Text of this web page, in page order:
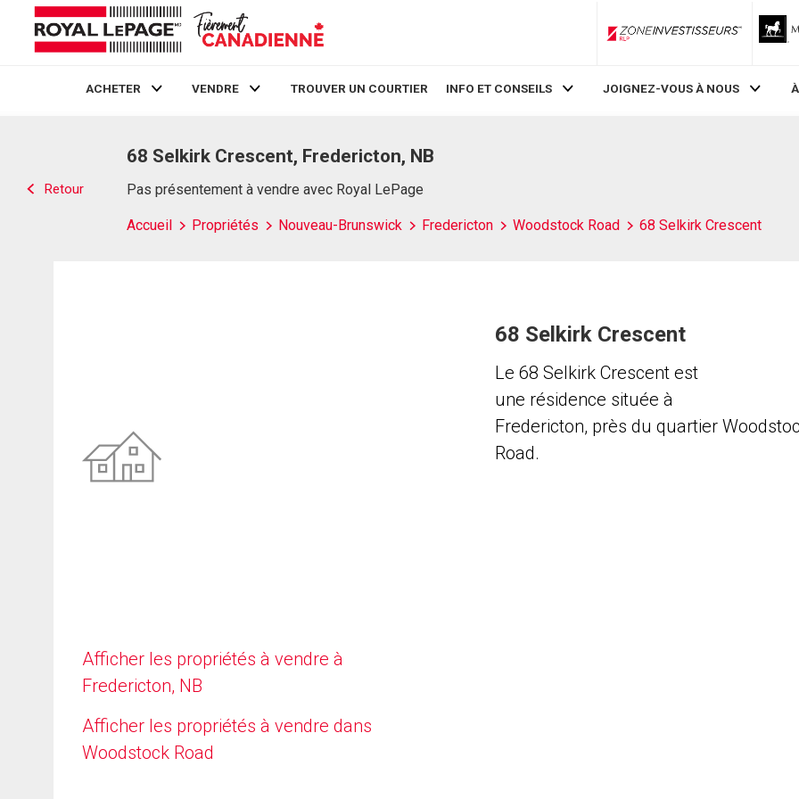
ZoneInvestisseurs RLP
ACHETER VENDRE TROUVER UN COURTIER INFO ET CONSEILS JOIGNEZ-VOUS À NOUS
Retour
68 Selkirk Crescent, Fredericton, NB
Pas présentement à vendre avec Royal LePage
Accueil Propriétés Nouveau-Brunswick Fredericton Woodstock Road 68 Selkirk Crescent
Afficher les propriétés à vendre à
Fredericton, NB
Afficher les propriétés à vendre dans
Woodstock Road
68 Selkirk Crescent
Le 68 Selkirk Crescent est
une résidence située à
Fredericton, près du quartier
Road.